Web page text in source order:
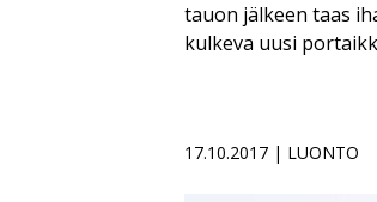
tauon jälkeen taas
kulkeva uusi
17.10.2017 | LUONTO